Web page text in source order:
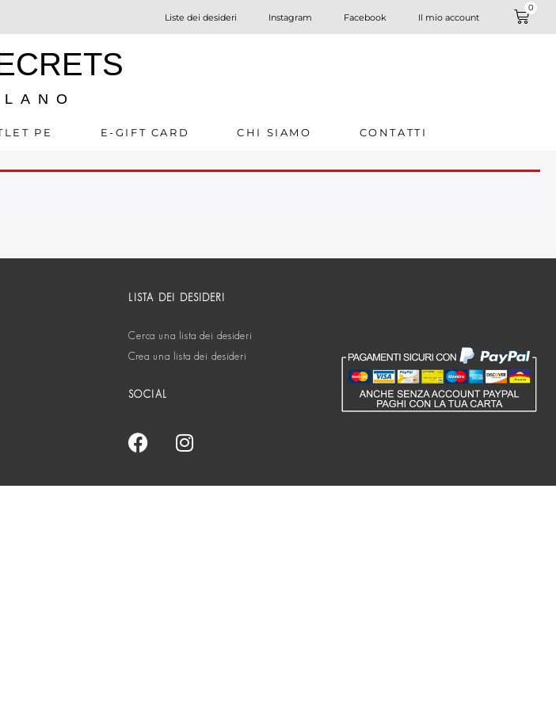
Liste dei desideri Instagram Facebook Il mio account
0
PE E-GIFT CARD CHI SIAMO CONTATTI
LISTA DEI DESIDERI
Cerca una lista dei desideri
Crea una lista dei desideri
SOCIAL